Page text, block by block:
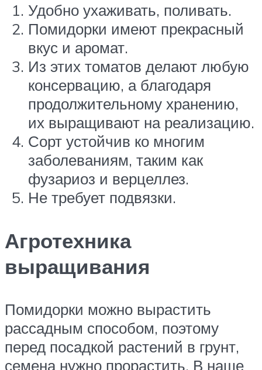
Удобно ухаживать, поливать.
Помидорки имеют прекрасный
вкус и аромат.
Из этих томатов делают любую
консервацию, а благодаря
продолжительному хранению,
их выращивают на реализацию.
Сорт устойчив ко многим
заболеваниям, таким как
фузариоз и верцеллез.
Не требует подвязки.
Агротехника
выращивания
Помидорки можно вырастить
рассадным способом, поэтому
перед посадкой растений в грунт,
семена нужно прорастить. В наше